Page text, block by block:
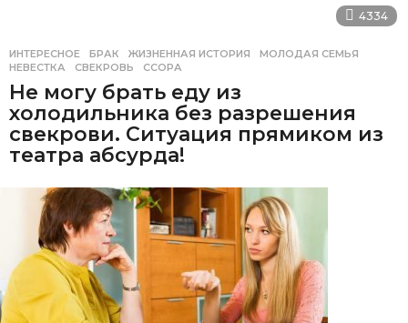
4334
ИНТЕРЕСНОЕ БРАК ,ЖИЗНЕННАЯ ИСТОРИЯ ,МОЛОДАЯ СЕМЬЯ
НЕВЕСТКА
,СВЕКРОВЬ ,ССОРА
Не могу брать еду из
холодильника без разрешения
свекрови. Ситуация прямиком из
театра абсурда!